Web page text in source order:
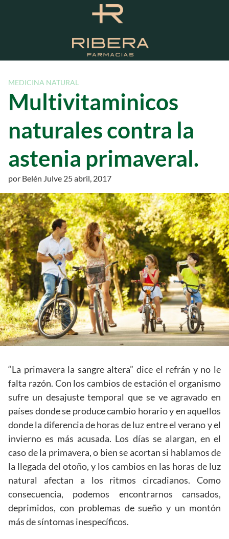
d
o
MEDICINA NATURAL
Multivitaminicos
naturales contra la
astenia primaveral.
por Belén Julve 25 abril, 2017
“La primavera la sangre altera” dice el refrán y no le
falta razón. Con los cambios de estación el organismo
sufre un desajuste temporal que se ve agravado en
países donde se produce cambio horario y en aquellos
donde la diferencia de horas de luz entre el verano y el
invierno es más acusada. Los días se alargan, en el
caso de la primavera, o bien se acortan si hablamos de
la llegada del otoño, y los cambios en las horas de luz
natural afectan a los ritmos circadianos. Como
consecuencia, podemos encontrarnos cansados,
deprimidos, con problemas de sueño y un montón
más de síntomas inespecíficos.